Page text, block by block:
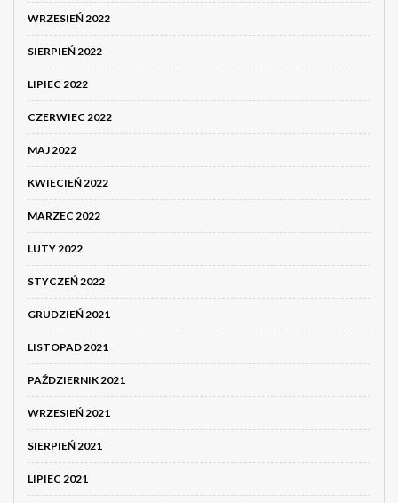
WRZESIEŃ 2022
SIERPIEŃ 2022
LIPIEC 2022
CZERWIEC 2022
MAJ 2022
KWIECIEŃ 2022
MARZEC 2022
LUTY 2022
STYCZEŃ 2022
GRUDZIEŃ 2021
LISTOPAD 2021
PAŹDZIERNIK 2021
WRZESIEŃ 2021
SIERPIEŃ 2021
LIPIEC 2021